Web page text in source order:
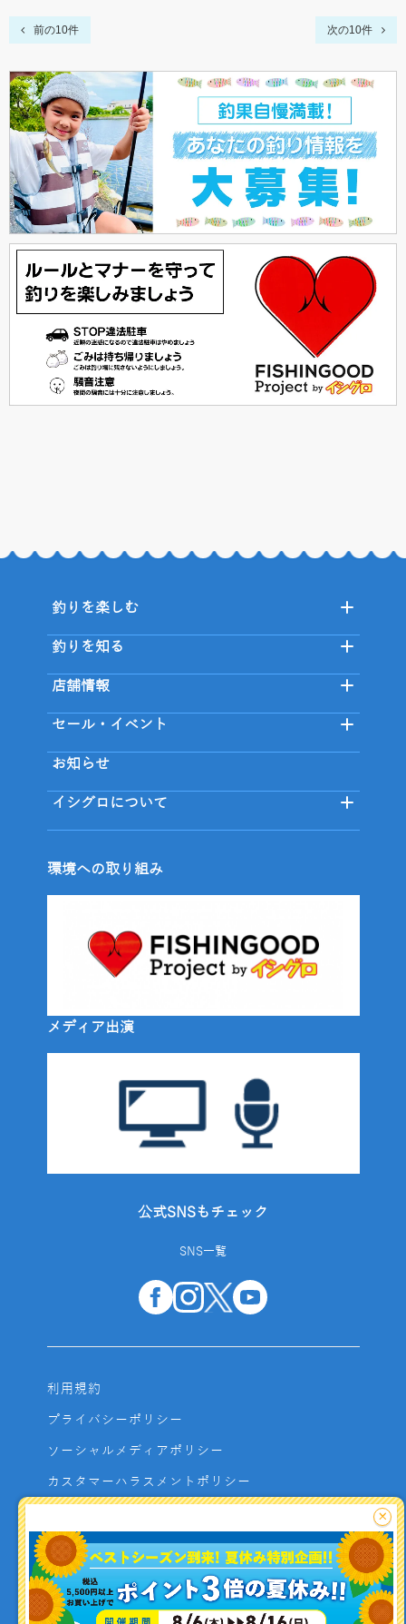
前の10件 次の10件
釣りを楽しむ
釣りを知る
店舗情報
セール・イベント
お知らせ
イシグロについて
環境への取り組み
メディア出演
公式SNSもチェック
SNS一覧
利用規約
プライバシーポリシー
ソーシャルメディアポリシー
カスタマーハラスメントポリシー
よくあるご質問
お問い合わせ
利用者資金の保全方法
×